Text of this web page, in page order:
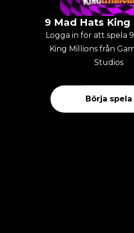
9 Mad Hats King
Logga in för att spela
King Millions från
Studios
Börja spela